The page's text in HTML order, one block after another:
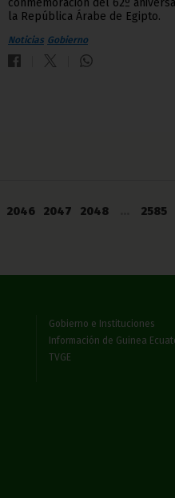
la República Árabe de Egipto.
Noticias Gobierno
2046 2047 2048 2585
Gobierno e Instituciones
Información de Guinea
TVGE